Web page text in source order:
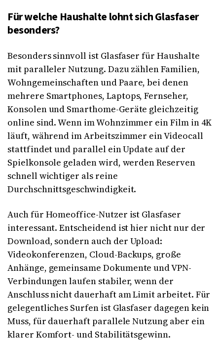
Für welche Haushalte lohnt sich Glasfaser
besonders?
Besonders sinnvoll ist Glasfaser für Haushalte
mit paralleler Nutzung. Dazu zählen Familien,
Wohngemeinschaften und Paare, bei denen
mehrere Smartphones, Laptops, Fernseher,
Konsolen und Smarthome-Geräte gleichzeitig
online sind. Wenn im Wohnzimmer ein Film in 4K
läuft, während im Arbeitszimmer ein Videocall
stattfindet und parallel ein Update auf der
Spielkonsole geladen wird, werden Reserven
schnell wichtiger als reine
Durchschnittsgeschwindigkeit.
Auch für Homeoffice-Nutzer ist Glasfaser
interessant. Entscheidend ist hier nicht nur der
Download, sondern auch der Upload:
Videokonferenzen, Cloud-Backups, große
Anhänge, gemeinsame Dokumente und VPN-
Verbindungen laufen stabiler, wenn der
Anschluss nicht dauerhaft am Limit arbeitet. Für
gelegentliches Surfen ist Glasfaser dagegen kein
Muss, für dauerhaft parallele Nutzung aber ein
klarer Komfort- und Stabilitätsgewinn.